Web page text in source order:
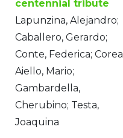
centennial tribute
Lapunzina, Alejandro;
Caballero, Gerardo;
Conte, Federica; Corea
Aiello, Mario;
Gambardella,
Cherubino; Testa,
Joaquina